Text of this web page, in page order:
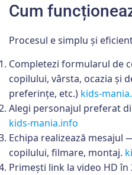
Cum
Procesul e simplu și
Completezi formularul de
copilului, vârsta, ocazia și
preferințe, etc.) kids-
Alegi personajul preferat
kids-mania.info
Echipa realizează mesajul
copilului, filmare, montaj.
Primești link la video HD